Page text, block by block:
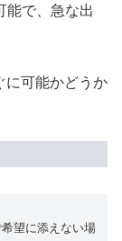
能で、急な出
に可能かどうか
望に添えない場